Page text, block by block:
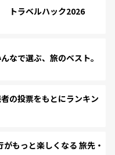
トラベルハック2026
で選ぶ、旅のベスト。
の投票をもとにランキン
もっと楽しくなる 旅先・